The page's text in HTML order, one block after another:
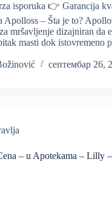
isporuka 👉 Garancija
Apolloss – Šta je to?
mršavljenje dizajniran da
masti dok istovremeno
септембар 26,
– u Apotekama – Lilly